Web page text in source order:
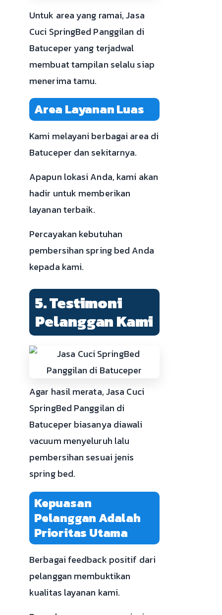
Untuk area yang ramai, Jasa
Cuci SpringBed Panggilan di
Batuceper yang terjadwal
membuat tampilan selalu siap
menerima tamu.
Area Layanan Luas
Kami melayani berbagai area di
Batuceper dan sekitarnya.
Apapun lokasi Anda, kami akan
hadir untuk memberikan
layanan terbaik.
Percayakan kebutuhan
pembersihan spring bed Anda
kepada kami.
5. Testimoni
Pelanggan Kami
Agar hasil merata, Jasa Cuci
SpringBed Panggilan di
Batuceper biasanya diawali
vacuum menyeluruh lalu
pembersihan sesuai jenis
spring bed.
Kepuasan
Pelanggan Adalah
Prioritas Utama
Berbagai feedback positif dari
pelanggan membuktikan
kualitas layanan kami.